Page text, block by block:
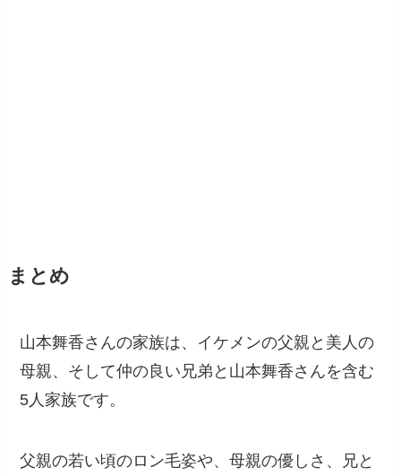
まとめ
山本舞香さんの家族は、イケメンの父親と美人の
母親、そして仲の良い兄弟と山本舞香さんを含む
5人家族です。
父親の若い頃のロン毛姿や、母親の優しさ、兄と